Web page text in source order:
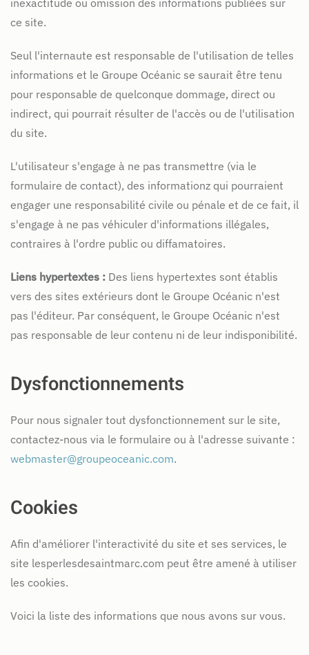
inexactitude ou omission des informations publiées sur
ce site.
Seul l'internaute est responsable de l'utilisation de telles
informations et le Groupe Océanic se saurait être tenu
pour responsable de quelconque dommage, direct ou
indirect, qui pourrait résulter de l'accès ou de l'utilisation
du site.
L'utilisateur s'engage à ne pas transmettre (via le
formulaire de contact), des informationz qui pourraient
engager une responsabilité civile ou pénale et de ce fait, il
s'engage à ne pas véhiculer d'informations illégales,
contraires à l'ordre public ou diffamatoires.
Liens hypertextes : Des liens hypertextes sont établis
vers des sites extérieurs dont le Groupe Océanic n'est
pas l'éditeur. Par conséquent, le Groupe Océanic n'est
pas responsable de leur contenu ni de leur indisponibilité.
Dysfonctionnements
Pour nous signaler tout dysfonctionnement sur le site,
contactez-nous via le formulaire ou à l'adresse suivante :
webmaster@groupeoceanic.com.
Cookies
Afin d'améliorer l'interactivité du site et ses services, le
site lesperlesdesaintmarc.com peut être amené à utiliser
les cookies.
Voici la liste des informations que nous avons sur vous.